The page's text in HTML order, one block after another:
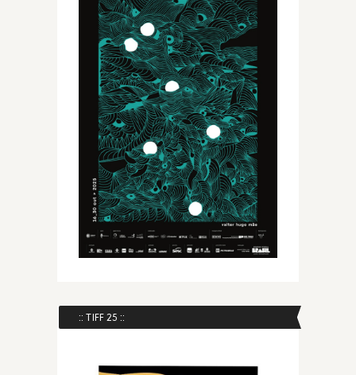
:: TIFF 25 ::